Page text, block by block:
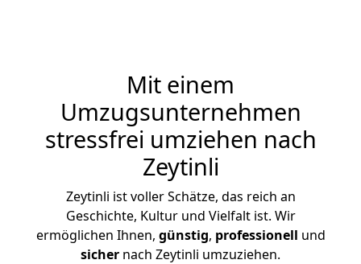
Mit einem
Umzugsunternehmen
stressfrei umziehen nach
Zeytinli
Zeytinli ist voller Schätze, das reich an
Geschichte, Kultur und Vielfalt ist. Wir
ermöglichen Ihnen, günstig, professionell und
sicher nach Zeytinli umzuziehen.